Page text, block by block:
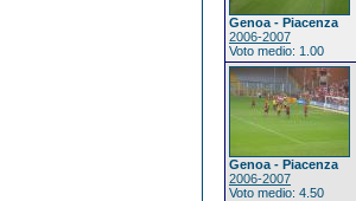
Genoa - Piacenza
2006-2007
Voto medio: 1.00
Genoa - Piacenza
2006-2007
Voto medio: 4.50